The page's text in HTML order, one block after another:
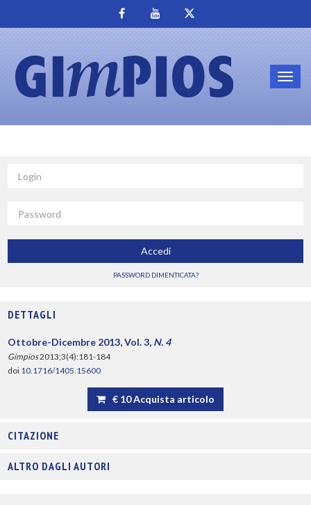
Accedi
PASSWORD DIMENTICATA?
DETTAGLI
Ottobre-Dicembre 2013, Vol. 3, N. 4
Gimpios2013;3(4):181-184
doi 10.1716/1405.15600
€ 10 Acquista articolo
CITAZIONE
ALTRO DAGLI AUTORI